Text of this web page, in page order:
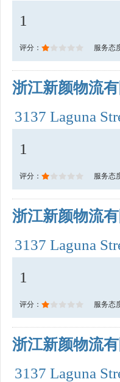
1
评分： 服务态
浙江新颜物流
3137 Laguna
1
评分： 服务态
浙江新颜物流
3137 Laguna
1
评分： 服务态
浙江新颜物流
3137 Laguna